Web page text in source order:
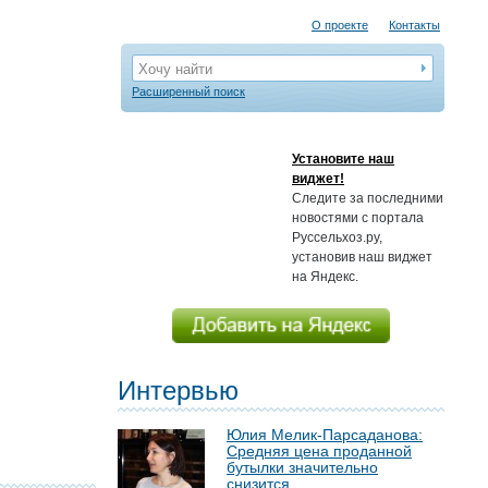
О проекте Контакты
Хочу найти
Расширенный поиск
Установите наш
виджет!
Следите за последними
новостями с портала
Руссельхоз.ру,
установив наш виджет
на Яндекс.
Интервью
Юлия Мелик-Парсаданова:
Средняя цена проданной
бутылки значительно
снизится